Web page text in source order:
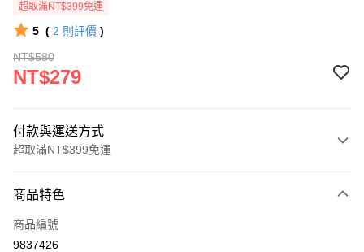
超取滿NT$399免運
5 ( 2 則評價 )
NT$580
NT$279
付款與運送方式
超取滿NT$399免運
icash Pay
信用卡一次付款
商品特色
商品編號
9837426